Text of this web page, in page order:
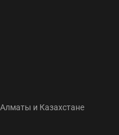
и Казахстане